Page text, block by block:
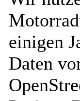
einigen
Daten